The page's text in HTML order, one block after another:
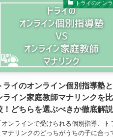
トライのオン
ライのオンライン個別指導塾
ライン家庭教師マナリンクを比
！どちらを選ぶべきか徹底解説
オンラインで受けられる個別指導、ト
マナリンクのどっちがうちの子に合っ